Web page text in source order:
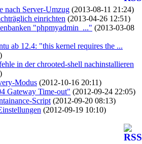
nach Server-Umzug (2013-08-11 21:24)
einrichten (2013-04-26 12:51)
"phpmyadmin_..." (2013-03-08
ab 12.4: "this kernel requires the ...
in der chrooted-shell nachinstallieren
Modus (2012-10-16 20:11)
Gateway Time-out" (2012-09-24 22:05)
Script (2012-09-20 08:13)
(2012-09-19 10:10)